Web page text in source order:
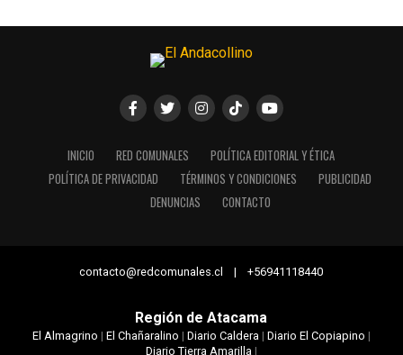
INICIO RED COMUNALES
POLÍTICA EDITORIAL Y ÉTICA
POLÍTICA DE PRIVACIDAD
TÉRMINOS Y CONDICIONES
PUBLICIDAD
DENUNCIAS
CONTACTO
contacto@redcomunales.cl | +56941118440
Región de Atacama
El Almagrino | El Chañaralino | Diario Caldera | Diario El Copiapino |
Diario Tierra Amarilla |